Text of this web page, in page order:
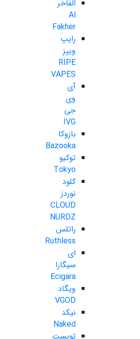
الفاخر
Al
Fakher
رایپ
ویپز
RIPE
VAPES
آی
وی
جی
IVG
بازوکا
Bazooka
توکیو
Tokyo
کلود
نوردز
CLOUD
NURDZ
راتلس
Ruthless
ای
سیگارا
Ecigara
ویگاد
VGOD
نیکد
Naked
تویست